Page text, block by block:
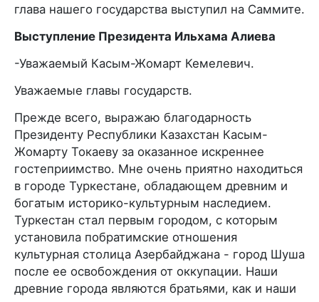
глава нашего государства выступил на Саммите.
Выступление Президента Ильхама Алиева
-Уважаемый Касым-Жомарт Кемелевич.
Уважаемые главы государств.
Прежде всего, выражаю благодарность
Президенту Республики Казахстан Касым-
Жомарту Токаеву за оказанное искреннее
гостеприимство. Мне очень приятно находиться
в городе Туркестане, обладающем древним и
богатым историко-культурным наследием.
Туркестан стал первым городом, с которым
установила побратимские отношения
культурная столица Азербайджана - город Шуша
после ее освобождения от оккупации. Наши
древние города являются братьями, как и наши